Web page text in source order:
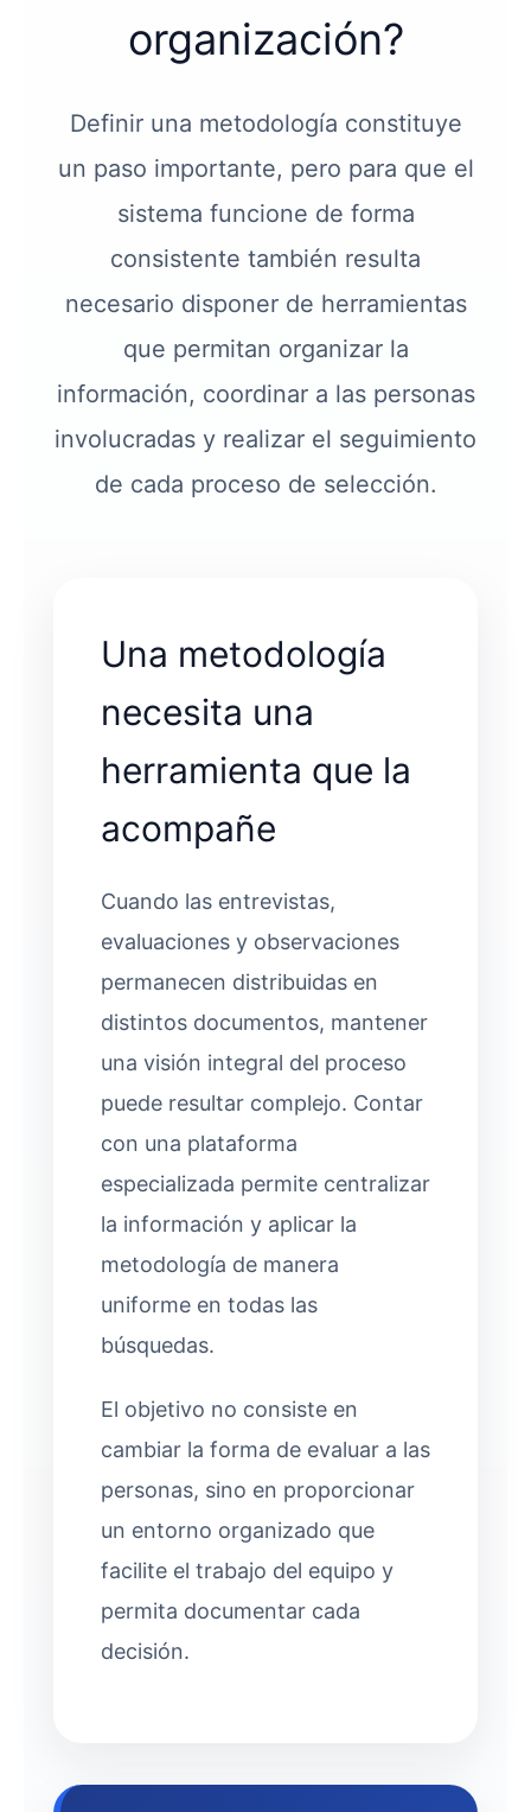
organización?
Definir una metodología constituye
un paso importante, pero para que el
sistema funcione de forma
consistente también resulta
necesario disponer de herramientas
que permitan organizar la
información, coordinar a las personas
involucradas y realizar el seguimiento
de cada proceso de selección.
Una metodología
necesita una
herramienta que la
acompañe
Cuando las entrevistas,
evaluaciones y observaciones
permanecen distribuidas en
distintos documentos, mantener
una visión integral del proceso
puede resultar complejo. Contar
con una plataforma
especializada permite centralizar
la información y aplicar la
metodología de manera
uniforme en todas las
búsquedas.
El objetivo no consiste en
cambiar la forma de evaluar a las
personas, sino en proporcionar
un entorno organizado que
facilite el trabajo del equipo y
permita documentar cada
decisión.